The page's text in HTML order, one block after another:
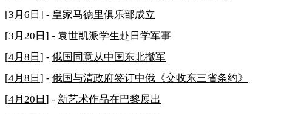
[3月6日 ] - 皇家马德里俱乐部成立
[3月20日 ] - 袁世凯派学生赴日学军事
[4月8日 ] - 俄国同意从中国东北撤军
[4月8日 ] - 俄国与清政府签订中俄《交收东三省条约》
[4月20日 ] - 新艺术作品在巴黎展出